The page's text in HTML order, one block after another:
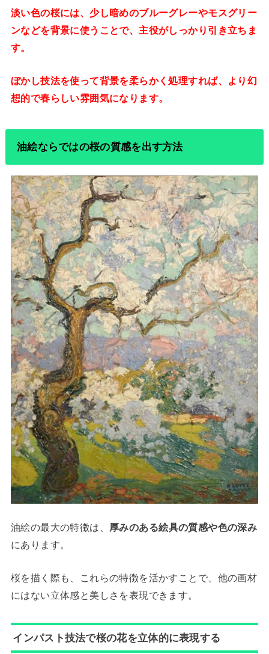
淡い色の桜には、少し暗めのブルーグレーやモスグリー
ンなどを背景に使うことで、主役がしっかり引き立ちま
す。
ぼかし技法を使って背景を柔らかく処理すれば、より幻
想的で春らしい雰囲気になります。
油絵ならではの桜の質感を出す方法
油絵の最大の特徴は、
厚みのある絵具の質感や色の深み
にあります。
桜を描く際も、これらの特徴を活かすことで、他の画材
にはない立体感と美しさを表現できます。
インパスト技法で桜の花を立体的に表現する